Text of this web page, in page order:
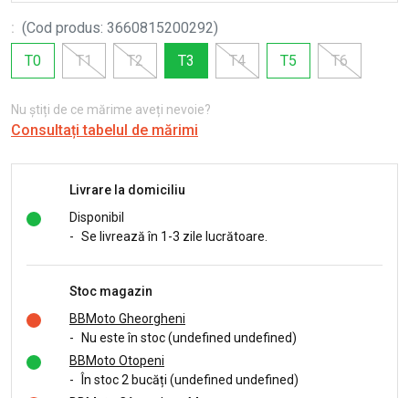
: (Cod produs: 3660815200292)
T0
T1 T2 T3 T4 T5 T6
Nu știți de ce mărime aveți nevoie?
Consultați tabelul de mărimi
Livrare la domiciliu
Disponibil
- Se livrează în 1-3 zile lucrătoare.
Stoc magazin
BBMoto Gheorgheni
-
Nu este în stoc (undefined undefined)
BBMoto Otopeni
-
În stoc 2 bucăți (undefined undefined)